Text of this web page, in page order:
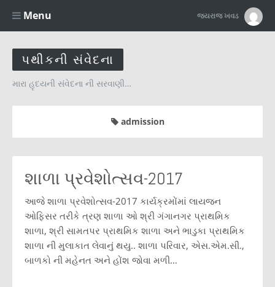
Menu જયરાજ ખવડ
પથીકની સંવેદના
મારા હૃદયની સંવેદના ની સરવાણી…
admission
શાળા પ્રવેશોત્સવ-2017
આજે શાળા પ્રવેશોત્સવ-2017 કાર્યક્રમોંમાં લાયજન
ઓફિસર તરીકે ત્રણ શાળા ઓ શ્રી ગંગાનગર પ્રાથમિક
શાળા, શ્રી સામતપર પ્રાથમિક શાળા અને ભાડુકા પ્રાથમિક
શાળા ની મુલાકાત લેવાનું થયુ.. શાળા પરિવાર, એસ.એમ.સી.,
બાળકો ની મહેનત અને હોંશ જોવા મળી…